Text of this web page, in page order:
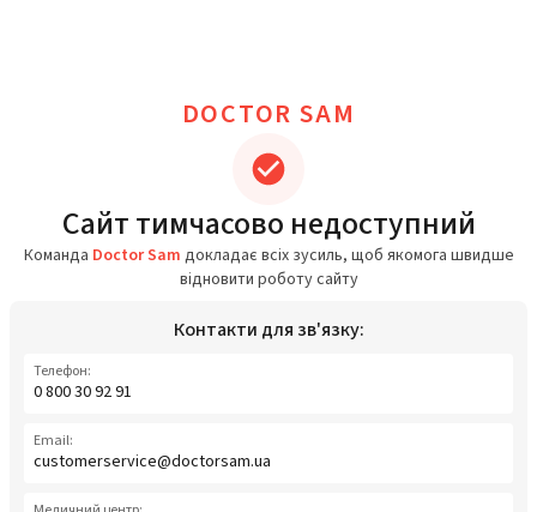
DOCTOR SAM
Сайт тимчасово недоступний
Команда Doctor Sam докладає всіх зусиль, щоб якомога швидше
відновити роботу сайту
Контакти для зв'язку:
Телефон:
0 800 30 92 91
Email:
customerservice@doctorsam.ua